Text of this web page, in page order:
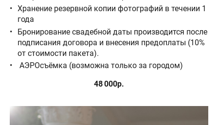
Хранение резервной копии фотографий в течении 1
года
Бронирование свадебной даты производится после
подписания договора и внесения предоплаты (10%
от стоимости пакета).
АЭРОсъёмка (возможна только за городом)
48 000р.